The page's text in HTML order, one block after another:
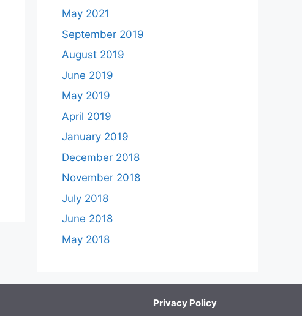
May 2021
September 2019
August 2019
June 2019
May 2019
April 2019
January 2019
December 2018
November 2018
July 2018
June 2018
May 2018
Privacy Policy